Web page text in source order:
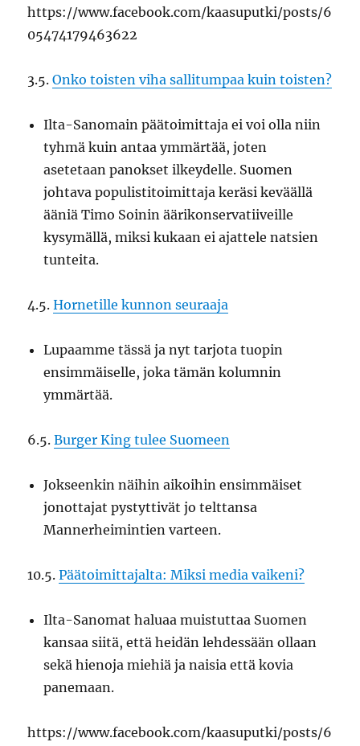
https://www.facebook.com/kaasuputki/posts/6
05474179463622
3.5.Onko toisten viha sallitumpaa kuin toisten?
Ilta-Sanomain päätoimittaja ei voi olla niin
tyhmä kuin antaa ymmärtää, joten
asetetaan panokset ilkeydelle. Suomen
johtava populistitoimittaja keräsi keväällä
ääniä Timo Soinin äärikonservatiiveille
kysymällä, miksi kukaan ei ajattele natsien
tunteita.
4.5.Hornetille kunnon seuraaja
Lupaamme tässä ja nyt tarjota tuopin
ensimmäiselle, joka tämän kolumnin
ymmärtää.
6.5.Burger King tulee Suomeen
Jokseenkin näihin aikoihin ensimmäiset
jonottajat pystyttivät jo telttansa
Mannerheimintien varteen.
10.5.Päätoimittajalta: Miksi media vaikeni?
Ilta-Sanomat haluaa muistuttaa Suomen
kansaa siitä, että heidän lehdessään ollaan
sekä hienoja miehiä ja naisia että kovia
panemaan.
https://www.facebook.com/kaasuputki/posts/6